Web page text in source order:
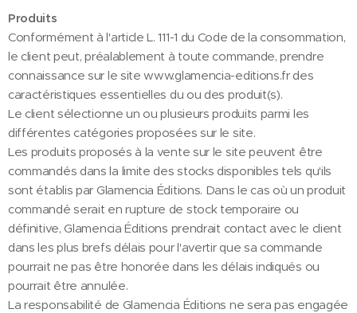
Produits
Conformément à l'article L. 111-1 du Code de la consommation,
le client peut, préalablement à toute commande, prendre
connaissance sur le site www.glamencia-editions.fr des
caractéristiques essentielles du ou des produit(s).
Le client sélectionne un ou plusieurs produits parmi les
différentes catégories proposées sur le site.
Les produits proposés à la vente sur le site peuvent être
commandés dans la limite des stocks disponibles tels qu'ils
sont établis par Glamencia Éditions. Dans le cas où un produit
commandé serait en rupture de stock temporaire ou
définitive, Glamencia Éditions prendrait contact avec le client
dans les plus brefs délais pour l'avertir que sa commande
pourrait ne pas être honorée dans les délais indiqués ou
pourrait être annulée.
La responsabilité de Glamencia Éditions ne sera pas engagée